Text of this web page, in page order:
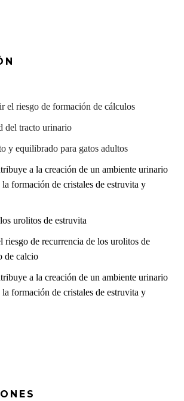
el riesgo de formación de cálculos
del tracto urinario
y equilibrado para gatos adultos
a la creación de un ambiente urinario
formación de cristales de estruvita y
urolitos de estruvita
riesgo de recurrencia de los urolitos de
de calcio
a la creación de un ambiente urinario
formación de cristales de estruvita y